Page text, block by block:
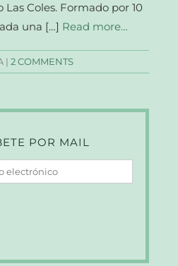
Coles. Formado por 10
una […] Read more…
|2 COMMENTS
POR MAIL